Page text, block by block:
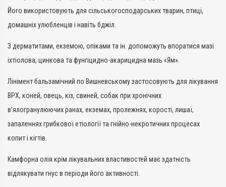
Його використовують для сільськогосподарських тварин, птиці,
домашніх улюбленців і навіть бджіл.
З дерматитами, екземою, опіками та ін. допоможуть впоратися мазі
іхтіолова, цинкова та фунгіцидно-акарицидна мазь «Ям».
Лінімент бальзамічний по Вишневському застосовують для лікування
ВРХ, коней, овець, кіз, свиней, собак при хронічних
в’ялогранулюючих ранах, екземах, пролежнях, корості, лишаї,
запаленнях грибкової етіології та гнійно-некротичних процесах
копит і кігтів.
Камфорна олія крім лікувальних властивостей має здатність
відлякувати гнус в періоди його активності.